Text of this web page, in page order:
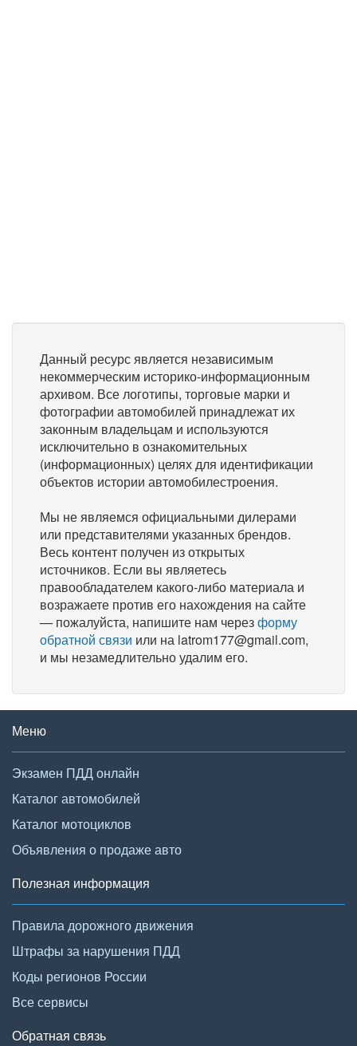
Данный ресурс является независимым
некоммерческим историко-информационным
архивом. Все логотипы, торговые марки и
фотографии автомобилей принадлежат их
законным владельцам и используются
исключительно в ознакомительных
(информационных) целях для идентификации
объектов истории автомобилестроения.
Мы не являемся официальными дилерами
или представителями указанных брендов.
Весь контент получен из открытых
источников. Если вы являетесь
правообладателем какого-либо материала и
возражаете против его нахождения на сайте
— пожалуйста, напишите нам черезформу
обратной связи или на latrom177@gmail.com,
и мы незамедлительно удалим его.
Меню
Экзамен ПДД онлайн
Каталог автомобилей
Каталог мотоциклов
Объявления о продаже авто
Полезная информация
Правила дорожного движения
Штрафы за нарушения ПДД
Коды регионов России
Все сервисы
Обратная связь